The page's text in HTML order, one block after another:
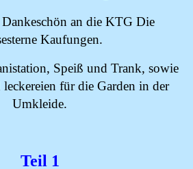
an die KTG Die
Kaufungen.
Speiß und Trank, sowie
für die Garden in der
Umkleide.
Teil 1